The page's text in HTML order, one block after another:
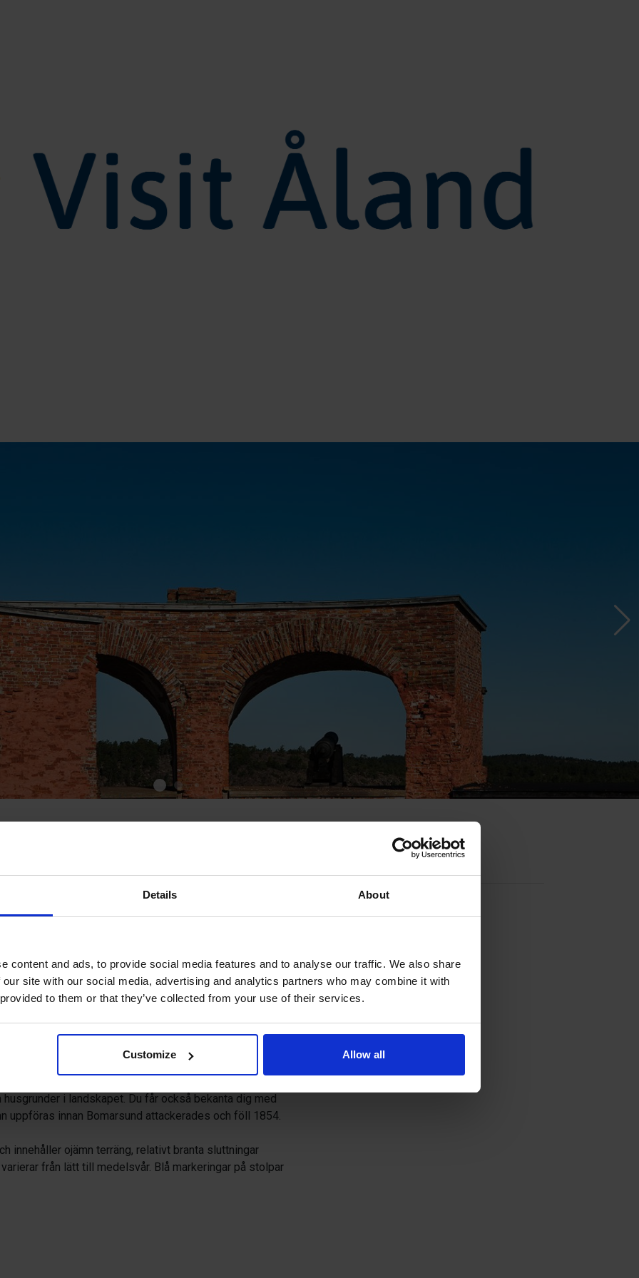
Details About
content and ads, to provide social media features and to analyse our traffic. We also share
site with our social media, advertising and analytics partners who may combine it with
to them or that they’ve collected from your use of their services.
Customize Allow all
– det ryska
natur- och kulturlandskap
Längs vandringen får du
historia, de ryska militära
i anslutning till dessa.
i landskapet. Du får också bekanta dig med
uppföras innan Bomarsund attackerades och föll 1854.
innehåller ojämn terräng, relativt branta sluttningar
från lätt till medelsvår. Blå markeringar på stolpar